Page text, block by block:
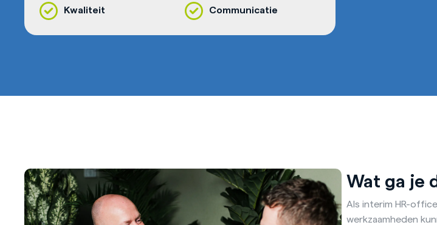
Kwaliteit Communicatie
Wat ga je
Als interim HR-
werkzaamheden